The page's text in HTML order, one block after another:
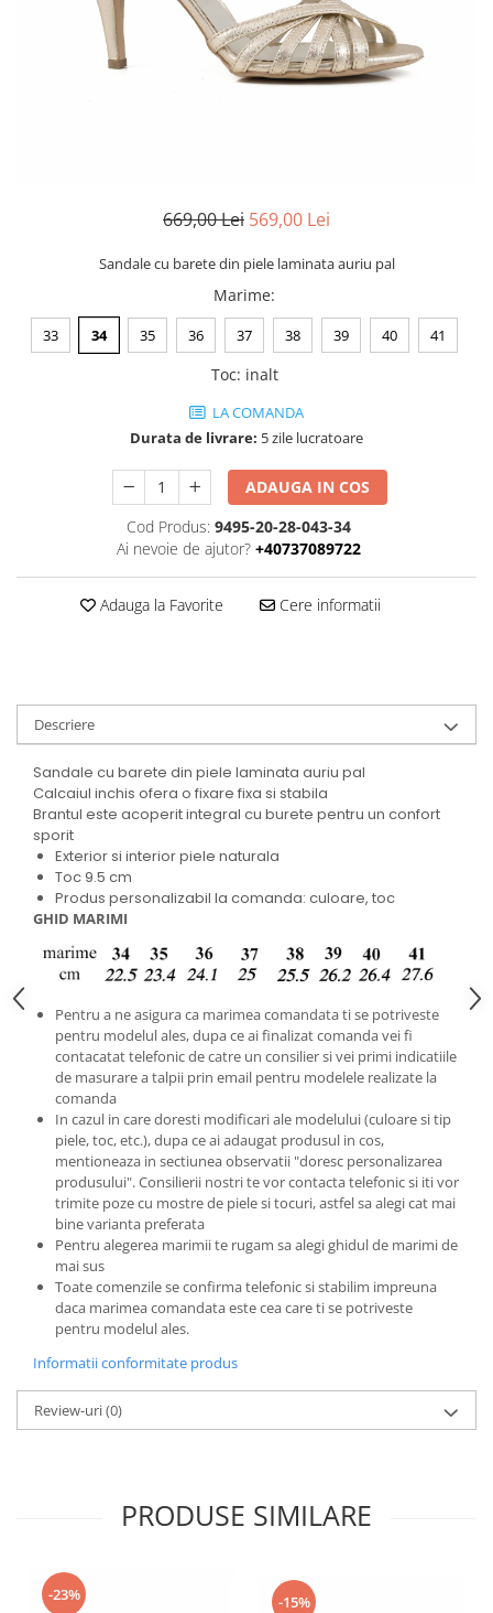
669,00 Lei 569,00 Lei
Sandale cu barete din piele laminata auriu pal
Marime:
33 34 35 36 37 38 39 40 41
Toc: inalt
LA COMANDA
Durata de livrare: 5 zile lucratoare
ADAUGA IN COS
Cod Produs: 9495-20-28-043-34
Ai nevoie de ajutor? +40737089722
Adauga la Favorite Cere informatii
Descriere
Sandale cu barete din piele laminata auriu pal
Calcaiul inchis ofera o fixare fixa si stabila
Brantul este acoperit integral cu burete pentru un confort
sporit
Exterior si interior piele naturala
Toc 9.5 cm
Produs personalizabil la comanda: culoare, toc
GHID MARIMI
Pentru a ne asigura ca marimea comandata ti se potriveste
pentru modelul ales, dupa ce ai finalizat comanda vei fi
contacatat telefonic de catre un consilier si vei primi indicatiile
de masurare a talpii prin email pentru modelele realizate la
comanda
In cazul in care doresti modificari ale modelului (culoare si tip
piele, toc, etc.), dupa ce ai adaugat produsul in cos,
mentioneaza in sectiunea observatii "doresc personalizarea
produsului". Consilierii nostri te vor contacta telefonic si iti vor
trimite poze cu mostre de piele si tocuri, astfel sa alegi cat mai
bine varianta preferata
Pentru alegerea marimii te rugam sa alegi ghidul de marimi de
mai sus
Toate comenzile se confirma telefonic si stabilim impreuna
daca marimea comandata este cea care ti se potriveste
pentru modelul ales.
Informatii conformitate produs
Review-uri(0)
PRODUSE SIMILARE
-23% -15%